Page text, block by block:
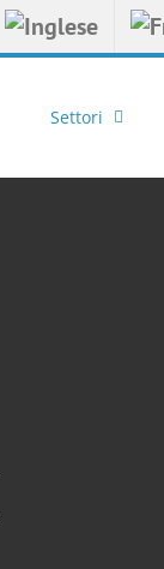
Settori